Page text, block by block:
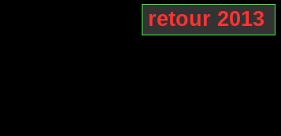
retour 2013